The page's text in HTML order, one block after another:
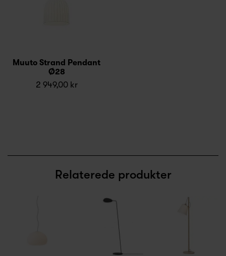
Muuto Strand Pendant
Ø28
2 949,00 kr
Relaterede produkter